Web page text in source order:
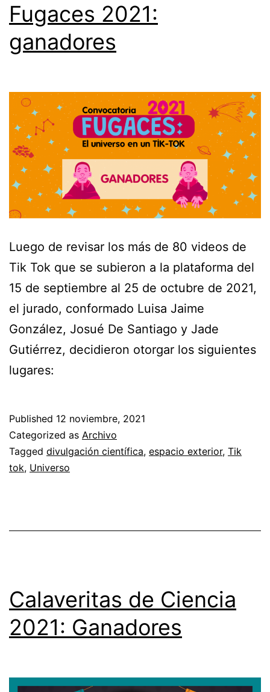
Fugaces 2021:
ganadores
Luego de revisar los más de 80 videos de
Tik Tok que se subieron a la plataforma del
15 de septiembre al 25 de octubre de 2021,
el jurado, conformado Luisa Jaime
González, Josué De Santiago y Jade
Gutiérrez, decidieron otorgar los siguientes
lugares:
Published 12 noviembre, 2021
Categorized as Archivo
Tagged divulgación científica, espacio exterior, Tik
tok, Universo
Calaveritas de Ciencia
2021: Ganadores